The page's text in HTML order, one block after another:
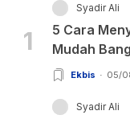
1
Syadir Ali
5 Cara
Mudah
Ekbis 05/
Syadir Ali